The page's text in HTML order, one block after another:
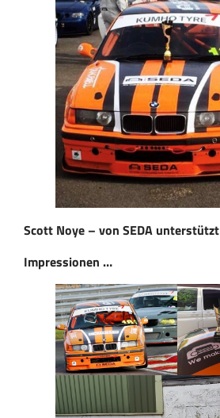
Scott Noye – von SEDA unterstützt
Impressionen …